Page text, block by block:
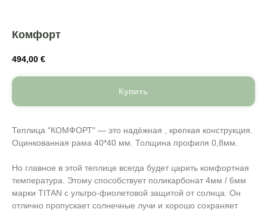
Комфорт
494,00 €
Купить
Теплица "КОМФОРТ" — это надёжная , крепкая конструкция.
Оцинкованная рама 40*40 мм. Толщина профиля 0,8мм.
Но главное в этой теплице всегда будет царить комфортная
температура. Этому способствует поликарбонат 4мм / 6мм
марки TITAN с ультро-фиолетовой защитой от солнца. Он
отлично пропускает солнечные лучи и хорошо сохраняет